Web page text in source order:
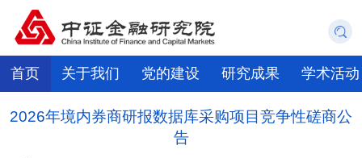
首页 关于我们 党的建设 研究成果 学术活动
2026年境内券商研报数据库采购项目竞争性磋商公
告